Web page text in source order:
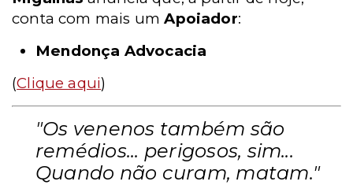
conta com mais um Apoiador:
Mendonça Advocacia
(Clique aqui)
"Os venenos também são
remédios... perigosos, sim...
Quando não curam, matam."